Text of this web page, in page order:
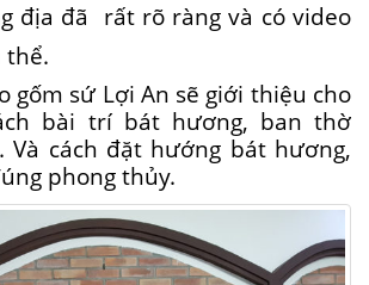
địa đã rất rõ ràng và có video
thể.
gốm sứ Lợi An sẽ giới thiệu cho
bài trí bát hương, ban thờ
Và cách đặt hướng bát hương,
phong thủy.